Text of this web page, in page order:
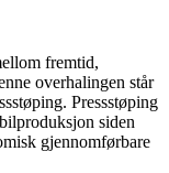
fremtid,
overhalingen står
Pressstøping
siden
gjennomførbare